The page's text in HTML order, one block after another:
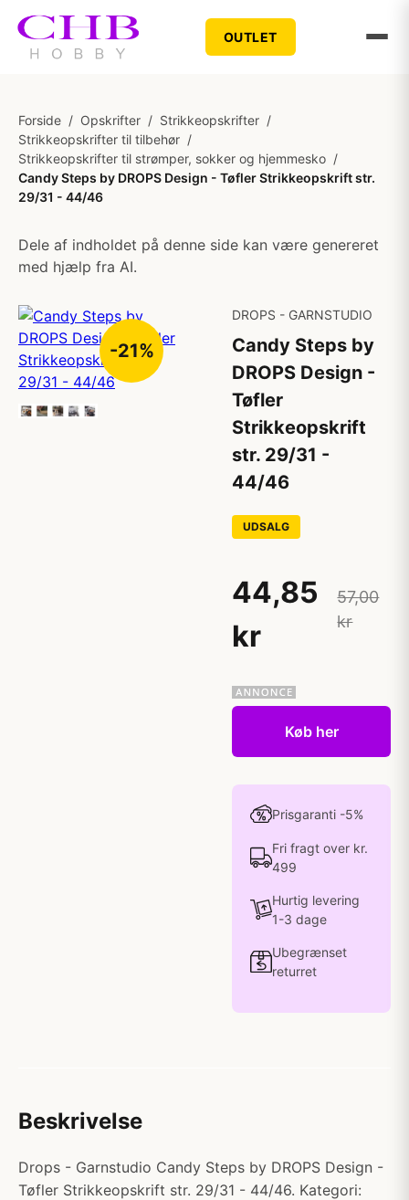
OUTLET
Forside / Opskrifter / Strikkeopskrifter /
Strikkeopskrifter til tilbehør /
Strikkeopskrifter til strømper, sokker og hjemmesko /
Candy Steps by DROPS Design - Tøfler Strikkeopskrift str.
29/31 - 44/46
Dele af indholdet på denne side kan være genereret
med hjælp fra AI.
-21%
DROPS - GARNSTUDIO
Candy Steps by
DROPS Design -
Tøfler
Strikkeopskrift
str. 29/31 -
44/46
UDSALG
44,85
kr
57,00
kr
Køb her
Prisgaranti -5%
Fri fragt over kr.
499
Hurtig levering
1-3 dage
Ubegrænset
returret
Beskrivelse
Drops - Garnstudio Candy Steps by DROPS Design -
Tøfler Strikkeopskrift str. 29/31 - 44/46. Kategori: